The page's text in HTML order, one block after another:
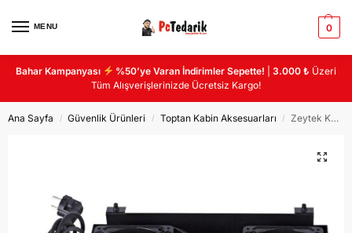
MENU 0
Bahar Kampanyası %50’ye Varan İndirimler Sepette! |3.000 ₺ Üzeri
Tüm Alışverişlerinizde Ücretsiz Kargo!
Ana Sayfa / Güvenlik Ürünleri / Toptan Kabin Aksesuarları / Zeytek Kabin AKS ZE-ZMT2FN-CC Dikili Tip Kabin, 2.li Fan Ünitesi, on-off anahtarlı termostatlı